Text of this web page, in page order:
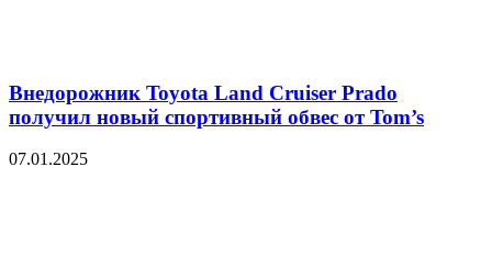
Внедорожник Toyota Land Cruiser Prado
получил новый спортивный обвес от Tom’s
07.01.2025